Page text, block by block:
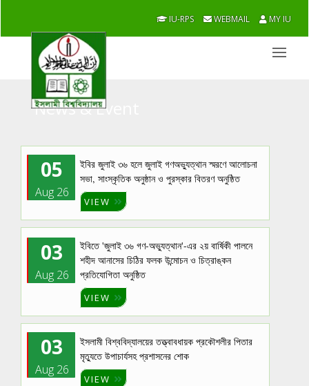
IU-RPS WEBMAIL MY IU
News & Event
05
Aug 26
ইবির জুলাই ৩৬ হলে জুলাই গণঅভ্যুত্থান স্মরণে আলোচনা
সভা, সাংস্কৃতিক অনুষ্ঠান ও পুরস্কার বিতরণ অনুষ্ঠিত
VIEW
03
Aug 26
ইবিতে 'জুলাই ৩৬ গণ-অভ্যুত্থান'-এর ২য় বার্ষিকী পালনে
শহীদ আনাসের চিঠির ফলক উন্মোচন ও চিত্রাঙ্কন
প্রতিযোগিতা অনুষ্ঠিত
VIEW
03
Aug 26
ইসলামী বিশ্ববিদ্যালয়ের তত্ত্বাবধায়ক প্রকৌশলীর পিতার
মৃত্যুতে উপাচার্যসহ প্রশাসনের শোক
VIEW